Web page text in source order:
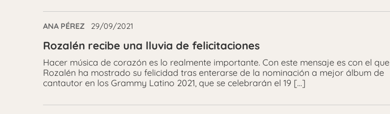
ANA PÉREZ 29/09/2021
Rozalén recibe una lluvia de felicitaciones
Hacer música de corazón es lo realmente importante. Con este mensaje es con el que
Rozalén ha mostrado su felicidad tras enterarse de la nominación a mejor álbum de
cantautor en los Grammy Latino 2021, que se celebrarán el 19 […]